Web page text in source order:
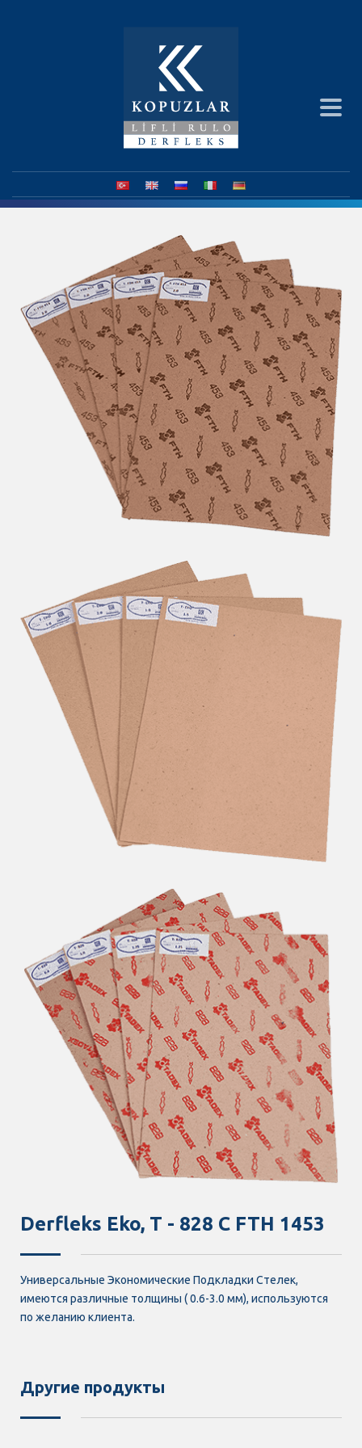
Derfleks Eko, T - 828 C FTH 1453
Универсальные Экономические Подкладки Стелек,
имеются различные толщины ( 0.6-3.0 мм), используются
по желанию клиента.
Другие продукты